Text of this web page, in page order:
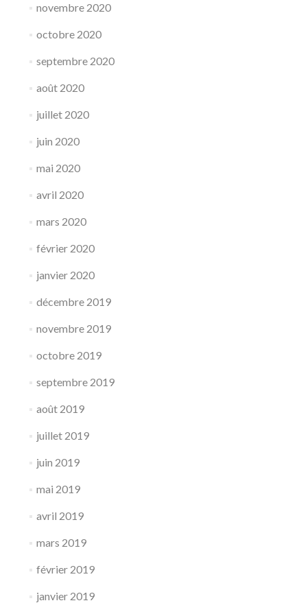
novembre 2020
octobre 2020
septembre 2020
août 2020
juillet 2020
juin 2020
mai 2020
avril 2020
mars 2020
février 2020
janvier 2020
décembre 2019
novembre 2019
octobre 2019
septembre 2019
août 2019
juillet 2019
juin 2019
mai 2019
avril 2019
mars 2019
février 2019
janvier 2019